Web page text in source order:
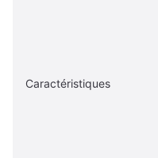
Caractéristiques